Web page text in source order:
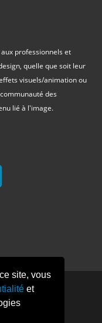
site, vous
et
professionnels et
quelle que soit leur
visuels/animation ou
des
lié à l'image.